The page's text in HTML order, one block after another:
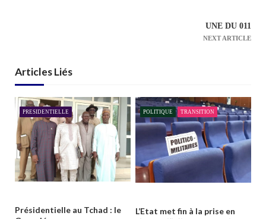
t
i
o
n
d
e
l
’
r
UNE DU 011
NEXT ARTICLE
Articles Liés
PRESIDENTIELLE
Présidentielle au Tchad : le
POLITIQUE TRANSITION
L’Etat met fin à la prise en